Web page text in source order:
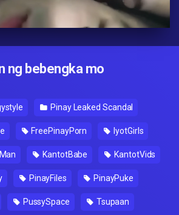
ng bebengka mo
Pinay Leaked Scandal
FreePinayPorn IyotGirls
KantotBabe KantotVids
PinayFiles PinayPuke
PussySpace Tsupaan